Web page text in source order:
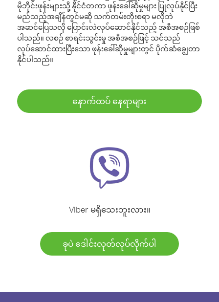
မိုဘိုင်းဖုန်းများသို့ နိုင်ငံတကာ ဖုန်းခေါ်ဆိုမှုများ ပြုလုပ်နိုင်ပြီး
မည်သည့်အချိန်တွင်မဆို သက်တမ်းတိုးစရာ မလိုဘဲ
အဆင်ပြေသလို ပြောင်းလဲလုပ်ဆောင်နိုင်သည့် အစီအစဉ်ဖြစ်
ပါသည်။ လစဉ် စာရင်းသွင်းမှု အစီအစဉ်ဖြင့် သင်သည်
လုပ်ဆောင်ထားပြီးသော ဖုန်းခေါ်ဆိုမှုများတွင် ပိုက်ဆံချွေတာ
နိုင်ပါသည်။
နောက်ထပ် နေရာများ
Viber မရှိသေးဘူးလား။
ခုပဲ ဒေါင်းလုတ်လုပ်လိုက်ပါ